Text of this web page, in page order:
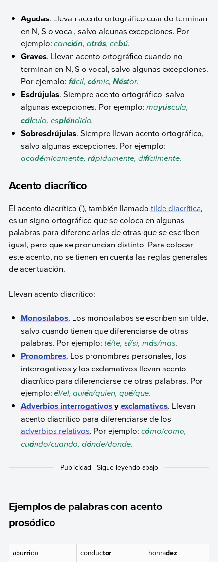
Agudas. Llevan acento ortográfico cuando terminan
en N, S o vocal, salvo algunas excepciones. Por
ejemplo:canción, atrás, cebú.
Graves. Llevan acento ortográfico cuando no
terminan en N, S o vocal, salvo algunas excepciones.
Por ejemplo: fácil,cómic,Néstor.
Esdrújulas. Siempre acento ortográfico, salvo
algunas excepciones. Por ejemplo:mayúscula,
cálculo, espléndido.
Sobresdrújulas. Siempre llevan acento ortográfico,
salvo algunas excepciones. Por ejemplo:
académicamente,rápidamente, difícilmente.
Acento diacrítico
El acento diacrítico (´), también llamadotilde diacrítica,
es un signo ortográfico que se coloca en algunas
palabras para diferenciarlas de otras que se escriben
igual, pero que se pronuncian distinto. Para colocar
este acento, no se tienen en cuenta las reglas generales
de acentuación.
Llevan acento diacrítico:
Monosílabos. Los monosílabos se escriben sin tilde,
salvo cuando tienen que diferenciarse de otras
palabras. Por ejemplo: té/te, sí/si, más/mas.
Pronombres. Los pronombres personales, los
interrogativos y los exclamativos llevan acento
diacrítico para diferenciarse de otras palabras. Por
ejemplo:él/el, quién/quien, qué/que.
Adverbios interrogativosyexclamativos. Llevan
acento diacrítico para diferenciarse de los
adverbios relativos. Por ejemplo:cómo/como,
cuándo/cuando, dónde/donde.
Ejemplos de palabras con acento
prosódico
aburrido conductor honradez